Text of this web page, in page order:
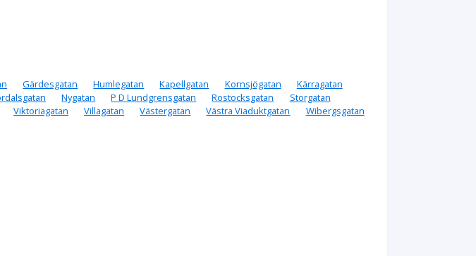
Gärdesgatan Humlegatan Kapellgatan Kornsjögatan
Kärragatan
Nygatan P D Lundgrensgatan Rostocksgatan
Storgatan
Viktoriagatan Villagatan Västergatan Västra Viaduktgatan
Wibergsgatan